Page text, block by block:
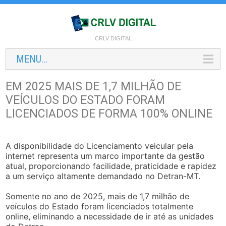
CRLV DIGITAL
MENU...
EM 2025 MAIS DE 1,7 MILHÃO DE
VEÍCULOS DO ESTADO FORAM
LICENCIADOS DE FORMA 100% ONLINE
A disponibilidade do Licenciamento veicular pela
internet representa um marco importante da gestão
atual, proporcionando facilidade, praticidade e rapidez
a um serviço altamente demandado no Detran-MT.
Somente no ano de 2025, mais de 1,7 milhão de
veículos do Estado foram licenciados totalmente
online, eliminando a necessidade de ir até as unidades